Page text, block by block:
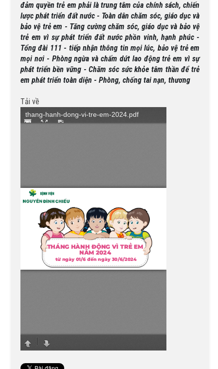
đảm quyền trẻ em phải là trung tâm của chính sách, chiến
lược phát triển đất nước - Toàn dân chăm sóc, giáo dục và
bảo vệ trẻ em - Tăng cường chăm sóc, giáo dục và bảo vệ
trẻ em vì sự phát triển đất nước phồn vinh, hạnh phúc -
Tổng đài 111 - tiếp nhận thông tin mọi lúc, bảo vệ trẻ em
mọi nơi - Phòng ngừa và chấm dứt lao động trẻ em vì sự
phát triển bền vững - Chăm sóc sức khỏe tâm thần để trẻ
em phát triển toàn diện - Phòng, chống tai nạn, thương
Tải về